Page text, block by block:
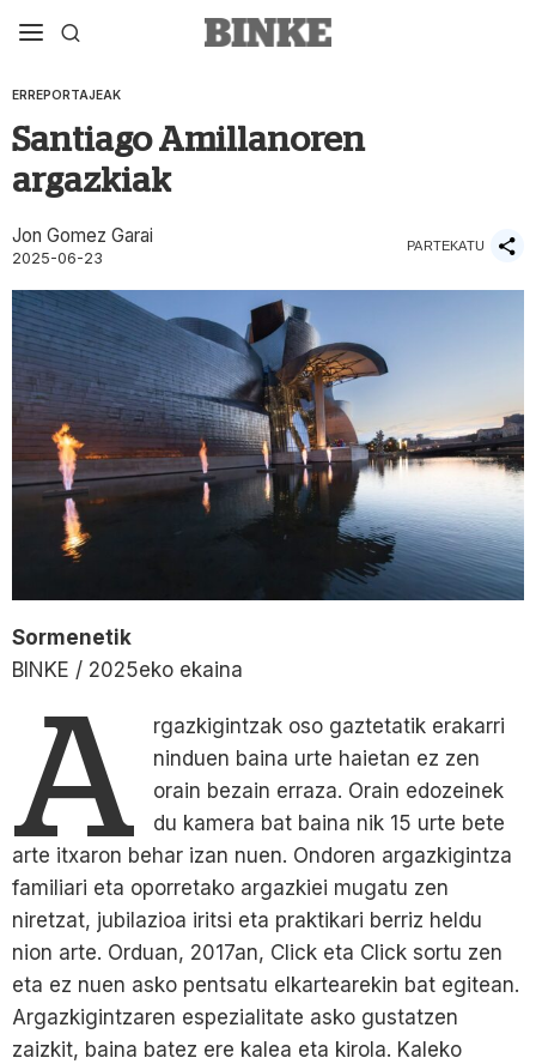
ERREPORTAJEAK
Santiago Amillanoren
argazkiak
Jon Gomez Garai
2025-06-23
PARTEKATU
Sormenetik
BINKE / 2025eko ekaina
A
rgazkigintzak oso gaztetatik erakarri
ninduen baina urte haietan ez zen
orain bezain erraza. Orain edozeinek
du kamera bat baina nik 15 urte bete
arte itxaron behar izan nuen. Ondoren argazkigintza
familiari eta oporretako argazkiei mugatu zen
niretzat, jubilazioa iritsi eta praktikari berriz heldu
nion arte. Orduan, 2017an, Click eta Click sortu zen
eta ez nuen asko pentsatu elkartearekin bat egitean.
Argazkigintzaren espezialitate asko gustatzen
zaizkit, baina batez ere kalea eta kirola. Kaleko